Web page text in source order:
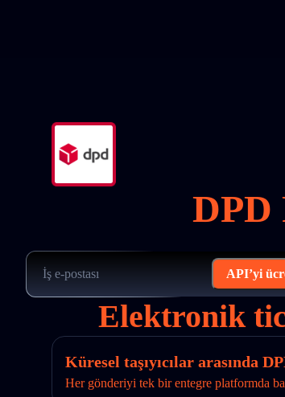
DPD
API’yi
Elektronik
Küresel taşıyıcılar arasında
Her gönderiyi tek bir entegre platformda